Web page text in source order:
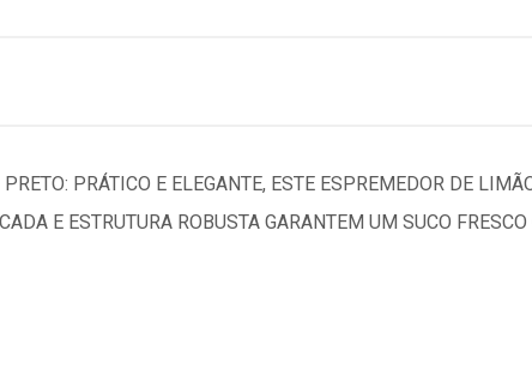
PRÁTICO E ELEGANTE, ESTE ESPREMEDOR DE
E ESTRUTURA ROBUSTA GARANTEM UM SUCO